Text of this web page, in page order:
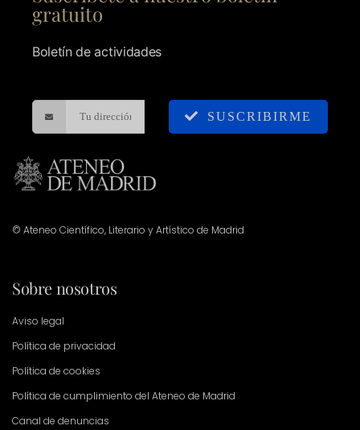
gratuito
Boletín de actividades
SUSCRIBIRME
© Ateneo Científico, Literario y Artístico de Madrid
Sobre nosotros
Aviso legal
Política de privacidad
Política de cookies
Política de cumplimiento del Ateneo de Madrid
Canal de denuncias